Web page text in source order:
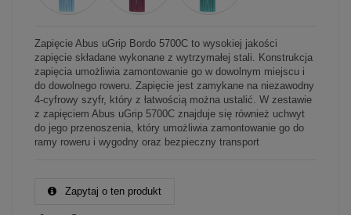
Zapięcie Abus uGrip Bordo 5700C to wysokiej jakości
zapięcie składane wykonane z wytrzymałej stali. Konstrukcja
zapięcia umożliwia zamontowanie go w dowolnym miejscu i
do dowolnego roweru. Zapięcie jest zamykane na niezawodny
4-cyfrowy szyfr, który z łatwością można ustalić. W zestawie
z zapięciem Abus uGrip 5700C znajduje się również uchwyt
do jego przenoszenia, który umożliwia zamontowanie go do
ramy roweru i wygodny oraz bezpieczny transport
Zapytaj o ten produkt